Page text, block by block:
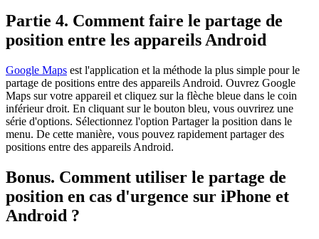
Partie 4. Comment faire le partage de
position entre les appareils Android
Google Maps est l'application et la méthode la plus simple pour le
partage de positions entre des appareils Android. Ouvrez Google
Maps sur votre appareil et cliquez sur la flèche bleue dans le coin
inférieur droit. En cliquant sur le bouton bleu, vous ouvrirez une
série d'options. Sélectionnez l'option Partager la position dans le
menu. De cette manière, vous pouvez rapidement partager des
positions entre des appareils Android.
Bonus. Comment utiliser le partage de
position en cas d'urgence sur iPhone et
Android ?